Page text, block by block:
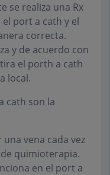
se realiza una Rx
port a cath y el
correcta.
y de acuerdo con
el porth a cath
local.
cath son la
vena cada vez
quimioterapia.
en el port a